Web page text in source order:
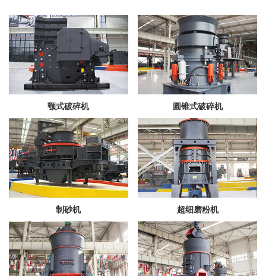
颚式破碎机 圆锥式破碎机
制砂机 超细磨粉机